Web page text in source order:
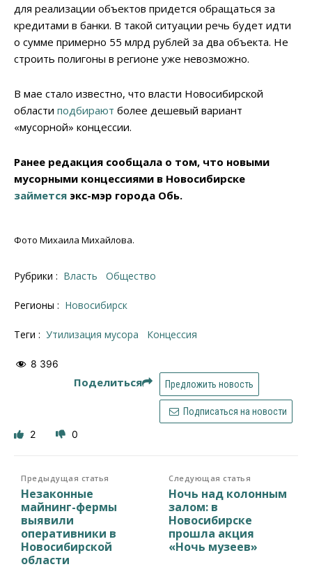
для реализации объектов придется обращаться за
кредитами в банки. В такой ситуации речь будет идти
о сумме примерно 55 млрд рублей за два объекта. Не
строить полигоны в регионе уже невозможно.
В мае стало известно, что власти Новосибирской
области подбирают более дешевый вариант
«мусорной» концессии.
Ранее редакция сообщала о том, что новыми
мусорными концессиями в Новосибирске
займется экс-мэр города Обь.
Фото Михаила Михайлова.
Рубрики : Власть Общество
Регионы : Новосибирск
Теги : утилизация мусора концессия
8 396
Поделиться Предложить новость
Подписаться на новости
2 0
Предыдущая статья
Незаконные
майнинг-фермы
выявили
оперативники в
Новосибирской
области
Следующая статья
Ночь над колонным
залом: в
Новосибирске
прошла акция
«Ночь музеев»